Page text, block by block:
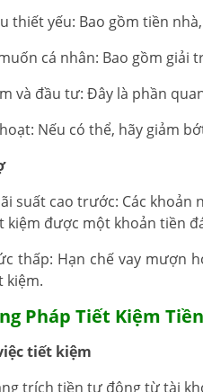
thiết yếu: Bao gồm tiền
cá nhân: Bao gồm giải
và đầu tư: Đây là phần
Nếu có thể, hãy giảm
suất cao trước: Các
kiệm được một khoản tiền
thấp: Hạn chế vay mượn
kiệm.
Pháp Tiết Kiệm
tiết kiệm
trích tiền tự động từ tài